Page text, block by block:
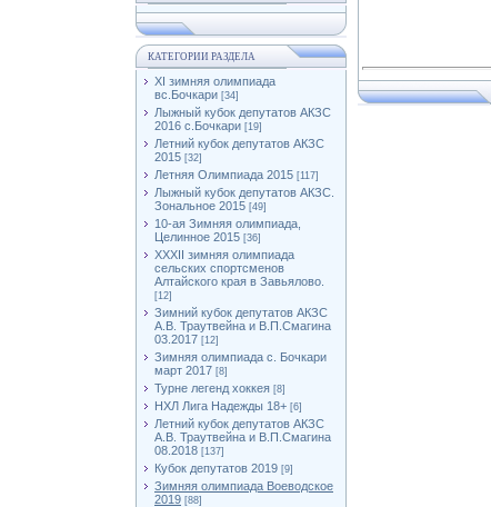
КАТЕГОРИИ РАЗДЕЛА
XI зимняя олимпиада
вс.Бочкари [34]
Лыжный кубок депутатов АКЗС
2016 с.Бочкари [19]
Летний кубок депутатов АКЗС
2015 [32]
Летняя Олимпиада 2015 [117]
Лыжный кубок депутатов АКЗС.
Зональное 2015 [49]
10-ая Зимняя олимпиада,
Целинное 2015 [36]
XXXII зимняя олимпиада
сельских спортсменов
Алтайского края в Завьялово.
[12]
Зимний кубок депутатов АКЗС
А.В. Траутвейна и В.П.Смагина
03.2017 [12]
Зимняя олимпиада с. Бочкари
март 2017 [8]
Турне легенд хоккея [8]
НХЛ Лига Надежды 18+ [6]
Летний кубок депутатов АКЗС
А.В. Траутвейна и В.П.Смагина
08.2018 [137]
Кубок депутатов 2019 [9]
Зимняя олимпиада Воеводское
2019 [88]